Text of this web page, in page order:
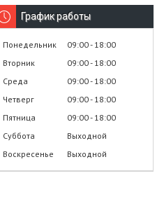
График работы
Понедельник 09:00 18:00
Вторник
09:00 18:00
Среда
09:00 18:00
Четверг
09:00 18:00
Пятница
09:00 18:00
Суббота
Выходной
Воскресенье
Выходной